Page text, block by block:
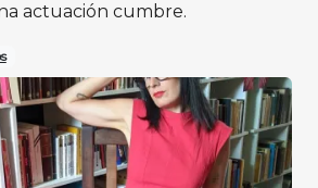
actuación cumbre.